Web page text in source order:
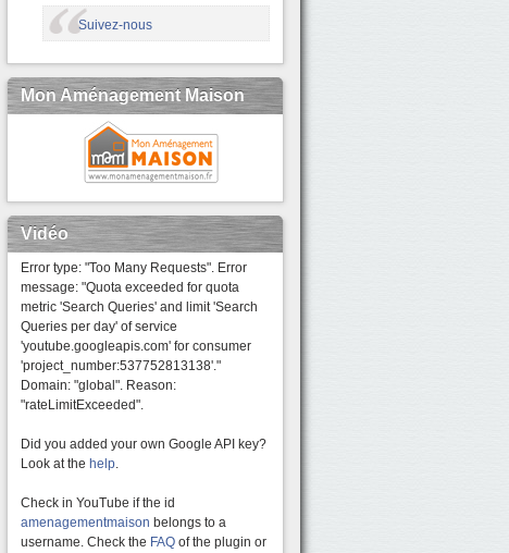
Suivez-nous
Mon Aménagement Maison
Vidéo
Error type: "Too Many Requests". Error
message: "Quota exceeded for quota
metric 'Search Queries' and limit 'Search
Queries per day' of service
'youtube.googleapis.com' for consumer
'project_number:537752813138'."
Domain: "global". Reason:
"rateLimitExceeded".
Did you added your own Google API key?
Look at the help.
Check in YouTube if the id
amenagementmaison belongs to a
username. Check the FAQ of the plugin or